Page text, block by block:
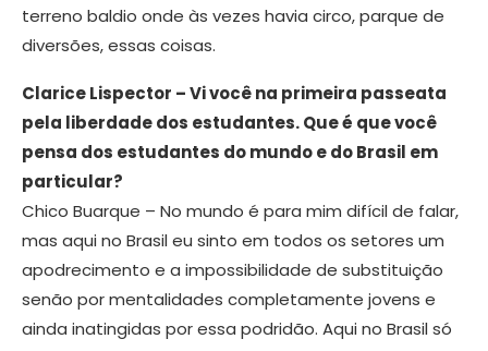
terreno baldio onde às vezes havia circo, parque de
diversões, essas coisas.
Clarice Lispector – Vi você na primeira passeata
pela liberdade dos estudantes. Que é que você
pensa dos estudantes do mundo e do Brasil em
particular?
Chico Buarque – No mundo é para mim difícil de falar,
mas aqui no Brasil eu sinto em todos os setores um
apodrecimento e a impossibilidade de substituição
senão por mentalidades completamente jovens e
ainda inatingidas por essa podridão. Aqui no Brasil só